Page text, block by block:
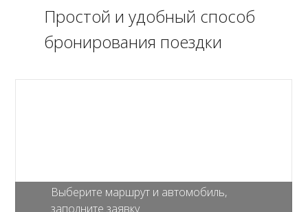
Простой и удобный способ
бронирования поездки
Выберите маршрут и автомобиль,
заполните заявку